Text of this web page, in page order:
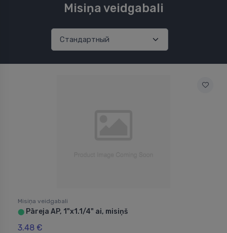
Misiņa veidgabali
Misiņa veidgabali
⬤ Pāreja AP, 1"x1.1/4" ai, misiņš
3.48 €